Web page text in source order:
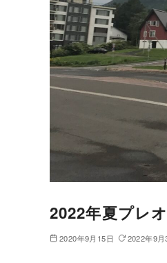
2022年夏プレ
2020年9月15日 2022年9月